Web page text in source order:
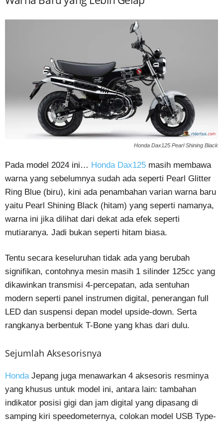
Honda Dax125 Pearl Shining Black
Pada model 2024 ini… Honda Dax125 masih membawa
warna yang sebelumnya sudah ada seperti Pearl Glitter
Ring Blue (biru), kini ada penambahan varian warna baru
yaitu Pearl Shining Black (hitam) yang seperti namanya,
warna ini jika dilihat dari dekat ada efek seperti
mutiaranya. Jadi bukan seperti hitam biasa.
Tentu secara keseluruhan tidak ada yang berubah
signifikan, contohnya mesin masih 1 silinder 125cc yang
dikawinkan transmisi 4-percepatan, ada sentuhan
modern seperti panel instrumen digital, penerangan full
LED dan suspensi depan model upside-down. Serta
rangkanya berbentuk T-Bone yang khas dari dulu.
Sejumlah Aksesorisnya
HondaJepang juga menawarkan 4 aksesoris resminya
yang khusus untuk model ini, antara lain: tambahan
indikator posisi gigi dan jam digital yang dipasang di
samping kiri speedometernya, colokan model USB Type-